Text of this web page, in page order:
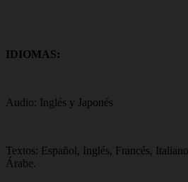
IDIOMAS:
Audio: Inglés y Japonés
Textos: Español, Inglés, Francés,
Árabe.